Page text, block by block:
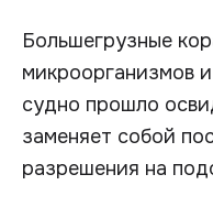
Большегрузные
микроорганизмов
судно прошло
заменяет собой
разрешения на